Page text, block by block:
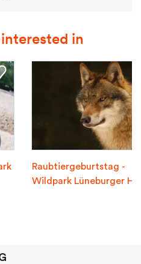
in
Raubtiergeburtstag -
Wildpark Lüneburger H...